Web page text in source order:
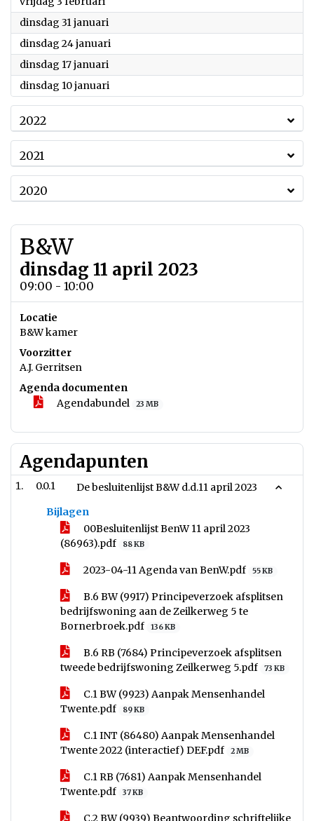
dinsdag 31 januari
dinsdag 24 januari
dinsdag 17 januari
dinsdag 10 januari
2022
2021
2020
B&W
dinsdag 11 april 2023
09:00 - 10:00
Locatie
B&W kamer
Voorzitter
A.J. Gerritsen
Agenda documenten
Agendabundel
23 MB
Agendapunten
0.0.1
De besluitenlijst B&W d.d.11 april 2023
Bijlagen
00Besluitenlijst BenW 11 april 2023
(86963).pdf
88 KB
2023-04-11 Agenda van BenW.pdf 55 KB
B.6 BW (9917) Principeverzoek afsplitsen
bedrijfswoning aan de Zeilkerweg 5 te
Bornerbroek.pdf
136 KB
B.6 RB (7684) Principeverzoek afsplitsen
tweede bedrijfswoning Zeilkerweg 5.pdf
73 KB
C.1 BW (9923) Aanpak Mensenhandel
Twente.pdf
89 KB
C.1 INT (86480) Aanpak Mensenhandel
Twente 2022 (interactief) DEF.pdf
2 MB
C.1 RB (7681) Aanpak Mensenhandel
Twente.pdf
37 KB
C.2 BW (9939) Beantwoording schriftelijke